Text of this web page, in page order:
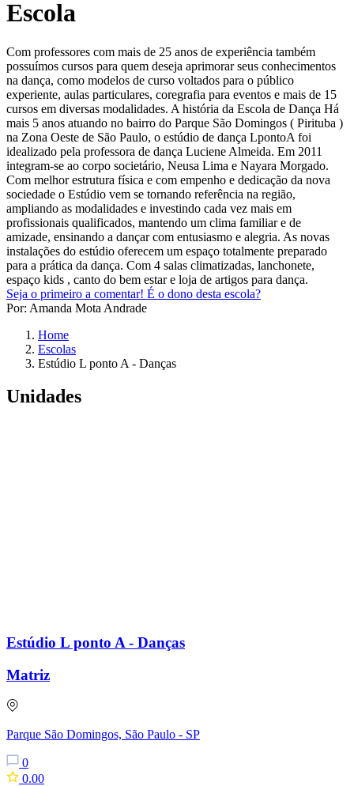
Escola
Com professores com mais de 25 anos de experiência também
possuímos cursos para quem deseja aprimorar seus conhecimentos
na dança, como modelos de curso voltados para o público
experiente, aulas particulares, coregrafia para eventos e mais de 15
cursos em diversas modalidades. A história da Escola de Dança Há
mais 5 anos atuando no bairro do Parque São Domingos ( Pirituba )
na Zona Oeste de São Paulo, o estúdio de dança LpontoA foi
idealizado pela professora de dança Luciene Almeida. Em 2011
integram-se ao corpo societário, Neusa Lima e Nayara Morgado.
Com melhor estrutura física e com empenho e dedicação da nova
sociedade o Estúdio vem se tornando referência na região,
ampliando as modalidades e investindo cada vez mais em
profissionais qualificados, mantendo um clima familiar e de
amizade, ensinando a dançar com entusiasmo e alegria. As novas
instalações do estúdio oferecem um espaço totalmente preparado
para a prática da dança. Com 4 salas climatizadas, lanchonete,
espaço kids , canto do bem estar e loja de artigos para dança.
Seja o primeiro a comentar! É o dono desta escola?
Por: Amanda Mota Andrade
Home
Escolas
Estúdio L ponto A - Danças
Unidades
Estúdio L ponto A - Danças
Matriz
Parque São Domingos, São Paulo - SP
0
0.00